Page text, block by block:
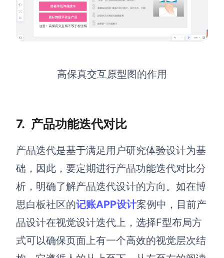
高保真交互原型图的作用
7. 产品功能迭代对比
产品迭代是基于满足用户研究体验设计为基
础，因此，要定期进行产品功能迭代对比分
析，明确了解产品迭代设计的方向。如在博
思白板社区的记账APP设计案例中，目前产
品设计在视觉设计迭代上，选择F型布局方
式可以确保页面上有一个高效的视觉层次结